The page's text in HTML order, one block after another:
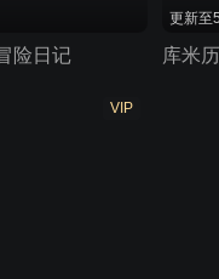
险日记
更新至
库米
VIP